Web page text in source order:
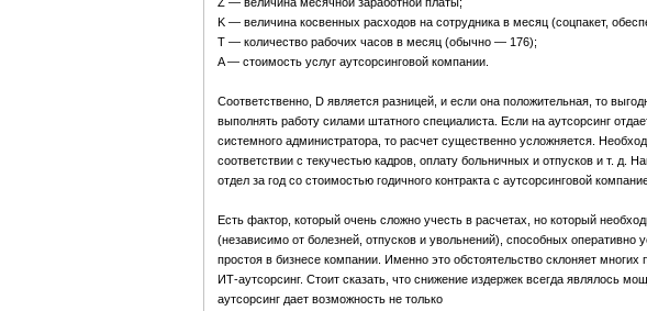
K — величина косвенных расходов на сотрудника в месяц (соцпакет,
T — количество рабочих часов в месяц (обычно — 176);
A — стоимость услуг аутсорсинговой компании.
Соответственно, D является разницей, и если она положительная, то
выполнять работу силами штатного специалиста. Если на аутсорсинг
системного администратора, то расчет существенно усложняется.
соответствии с текучестью кадров, оплату больничных и отпусков и т. д.
отдел за год со стоимостью годичного контракта с аутсорсинговой
Есть фактор, который очень сложно учесть в расчетах, но который
(независимо от болезней, отпусков и увольнений), способных
простоя в бизнесе компании. Именно это обстоятельство склоняет
ИТ-аутсорсинг. Стоит сказать, что снижение издержек всегда являлось
аутсорсинг дает возможность не только